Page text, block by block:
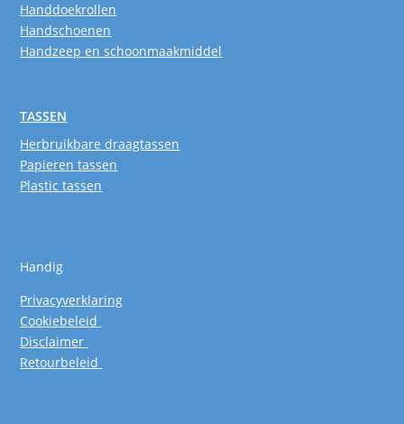
Handdoekrollen
Handschoenen
Handzeep en schoonmaakmiddel
TASSEN
Herbruikbare draagtassen
Papieren tassen
Plastic tassen
Handig
Privacyverklaring
Cookiebeleid
Disclaimer
Retourbeleid